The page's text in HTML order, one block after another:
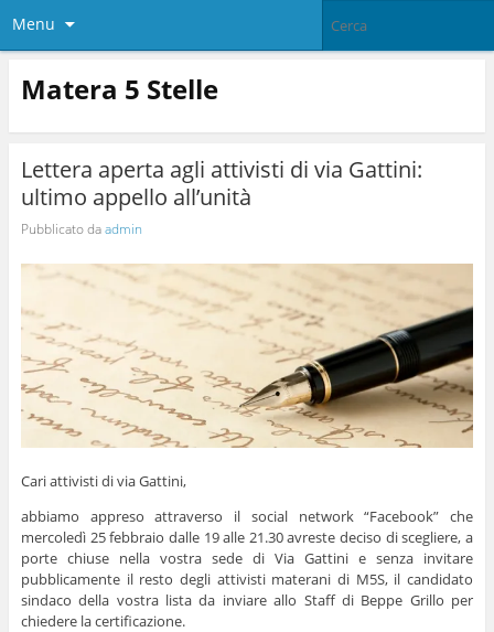
Menu
Matera 5 Stelle
Lettera aperta agli attivisti di via Gattini:
ultimo appello all’unità
Pubblicato daadmin
Cari attivisti di via Gattini,
abbiamo appreso attraverso il social network “Facebook” che
mercoledì 25 febbraio dalle 19 alle 21.30 avreste deciso di scegliere, a
porte chiuse nella vostra sede di Via Gattini e senza invitare
pubblicamente il resto degli attivisti materani di M5S, il candidato
sindaco della vostra lista da inviare allo Staff di Beppe Grillo per
chiedere la certificazione.